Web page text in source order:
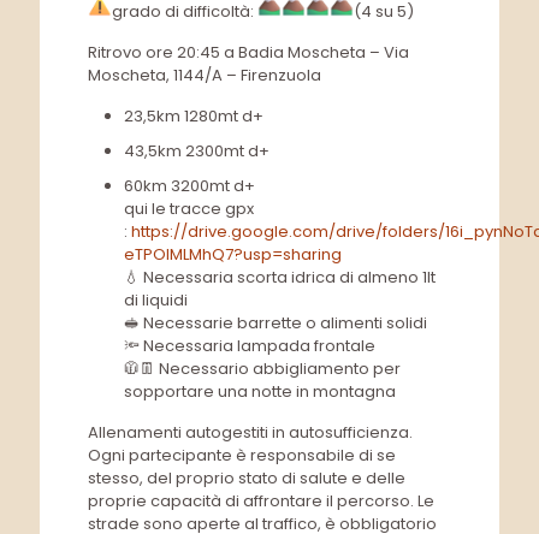
grado di difficoltà:
(4 su 5)
Ritrovo ore 20:45 a Badia Moscheta – Via
Moscheta, 1144/A – Firenzuola
23,5km 1280mt d+
43,5km 2300mt d+
60km 3200mt d+
qui le tracce gpx
: https://drive.google.com/drive/folders/
eTPOIMLMhQ7?usp=sharing
💧 Necessaria scorta idrica di almeno 1lt
di liquidi
🥪 Necessarie barrette o alimenti solidi
🔦 Necessaria lampada frontale
🧥👖 Necessario abbigliamento per
sopportare una notte in montagna
Allenamenti autogestiti in autosufficienza.
Ogni partecipante è responsabile di se
stesso, del proprio stato di salute e delle
proprie capacità di affrontare il percorso. Le
strade sono aperte al traffico, è obbligatorio